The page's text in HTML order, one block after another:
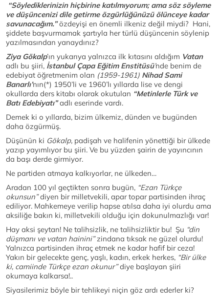
“Söylediklerinizin hiçbirine katılmıyorum; ama söz söyleme
ve düşüncenizi dile getirme özgürlüğünüzü ölünceye kadar
savunacağım.”özdeyişi en önemli ilkeniz değil miydi? Hani,
şiddete başvurmamak şartıyla her türlü düşüncenin söylenip
yazılmasından yanaydınız?
Ziya Gökalp’ın yukarıya yalnızca ilk kıtasını aldığım Vatan
adlı bu şiiri, İstanbul Çapa Eğitim Enstitüsü’nde benim de
edebiyat öğretmenim olan (1959-1961) Nihad Sami
Banarlı’nın(*) 1950’li ve 1960’lı yıllarda lise ve dengi
okullarda ders kitabı olarak okutulan “Metinlerle Türk ve
Batı Edebiyatı”adlı eserinde vardı.
Demek ki o yıllarda, bizim ülkemiz, dünden ve bugünden
daha özgürmüş.
Düşünün ki Gökalp, padişah ve halifenin yönettiği bir ülkede
yazıp yayımlıyor bu şiiri. Ve bu yüzden şairin de yayıncının
da başı derde girmiyor.
Ne partiden atmaya kalkıyorlar, ne ülkeden…
Aradan 100 yıl geçtikten sonra bugün, “Ezan Türkçe
okunsun”diyen bir milletvekili, apar topar partisinden ihraç
ediliyor. Mahkemeye verilip hapse atılsa daha iyi olurdu ama
aksiliğe bakın ki, milletvekili olduğu için dokunulmazlığı var!
Hay aksi şeytan! Ne talihsizlik, ne talihsizliktir bu! Şu “din
düşmanı ve vatan hainini”zindana tıksak ne güzel olurdu!
Yalnızca partisinden ihraç etmek ne kadar hafif bir ceza!
Yakın bir gelecekte genç, yaşlı, kadın, erkek herkes, “Bir ülke
ki, camiinde Türkçe ezan okunur”diye başlayan şiiri
okumaya kalkarsa!..
Siyasilerimiz böyle bir tehlikeyi niçin göz ardı ederler ki?